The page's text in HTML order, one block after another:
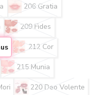
206 Gratia
209 Fides
212 Cor
215 Munia
220 Deo Volente